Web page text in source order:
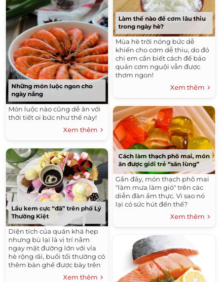
Những món luộc ngon cho
ngày nắng
Món luộc nào cũng dễ ăn với
thời tiết oi bức như thế này!
Xem thêm
Lẩu kem cực “đã” trên phố Lý
Thường Kiệt
Diện tích của quán khá hẹp
nhưng bù lại là vị trí nằm
ngay mặt đường lớn với vỉa
hè rộng rãi, buổi tối thường có
thêm bàn ghế được bày trên
vỉa hè để phục vụ lượng
Xem thêm
Làm thế nào để cơm lâu thiu
trong ngày hè?
Mùa hè trời nóng bức dễ
khiến cho cơm dễ thiu, do đó
chị em cần biết cách để bảo
quản cơm nguội vẫn được
thơm ngon!
Xem thêm
Cách làm thạch phô mai, món
ăn được giới trẻ “săn lùng”
Gần đây, món thạch phô mai
"làm mưa làm gió" trên các
diễn đàn ẩm thực. Vì sao nó
lại có sức hút đến thế?
Xem thêm